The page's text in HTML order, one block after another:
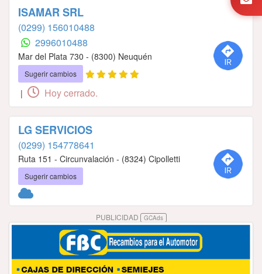
ISAMAR SRL
(0299) 156010488
2996010488
Mar del Plata 730 - (8300) Neuquén
Sugerir cambios
| Hoy cerrado.
LG SERVICIOS
(0299) 154778641
Ruta 151 - Circunvalación - (8324) Cipolletti
Sugerir cambios
PUBLICIDAD GCAds